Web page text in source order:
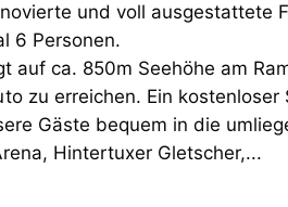
und voll ausgestattete
6 Personen.
auf ca. 850m Seehöhe am
zu erreichen. Ein
Gäste bequem in die
Hintertuxer Gletscher,...